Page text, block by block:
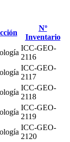
Nº
Inventario
ICC-GEO-
2116
ICC-GEO-
2117
ICC-GEO-
2118
ICC-GEO-
2119
ICC-GEO-
2120